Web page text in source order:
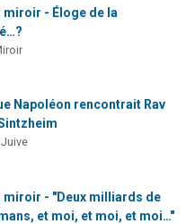
miroir - Éloge de la
Napoléon rencontrait Rav
miroir - "Deux milliards de
et moi, et moi, et moi…"